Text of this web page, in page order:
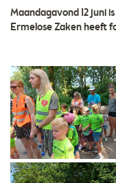
Maandagavond 12 juni
Ermelose Zaken heeft